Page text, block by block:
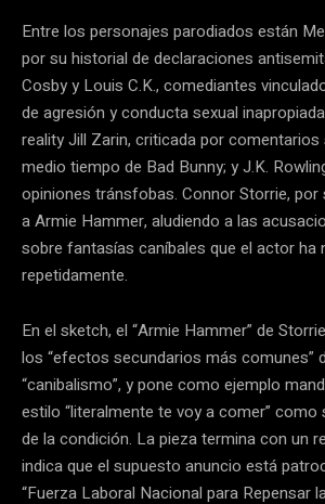
Entre los personajes parodiados están
por su historial de declaraciones
Cosby y Louis C.K., comediantes
de agresión y conducta sexual
reality Jill Zarin, criticada por
medio tiempo de Bad Bunny; y J.K.
opiniones tránsfobas. Connor Storrie, por
a Armie Hammer, aludiendo a las
sobre fantasías caníbales que el actor ha
repetidamente.
En el sketch, el “Armie Hammer” de
los “efectos secundarios más comunes”
“canibalismo”, y pone como ejemplo
estilo “literalmente te voy a comer”
de la condición. La pieza termina con un
indica que el supuesto anuncio está
“Fuerza Laboral Nacional para Repensar